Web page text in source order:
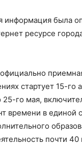
информация была
ресурсе
стартует 15-го
25-го мая,
времени в единой
почти 40